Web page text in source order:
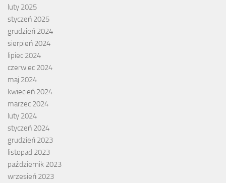
luty 2025
styczeń 2025
grudzień 2024
sierpień 2024
lipiec 2024
czerwiec 2024
maj 2024
kwiecień 2024
marzec 2024
luty 2024
styczeń 2024
grudzień 2023
listopad 2023
październik 2023
wrzesień 2023